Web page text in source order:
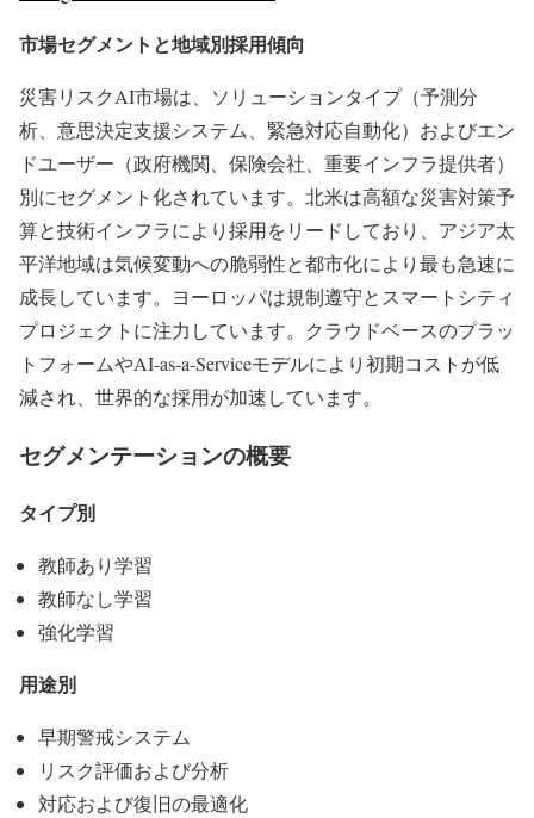
市場セグメントと地域別採用傾向
災害リスクAI市場は、ソリューションタイプ（予測分
析、意思決定支援システム、緊急対応自動化）およびエン
ドユーザー（政府機関、保険会社、重要インフラ提供者）
別にセグメント化されています。北米は高額な災害対策予
算と技術インフラにより採用をリードしており、アジア太
平洋地域は気候変動への脆弱性と都市化により最も急速に
成長しています。ヨーロッパは規制遵守とスマートシティ
プロジェクトに注力しています。クラウドベースのプラッ
トフォームやAI-as-a-Serviceモデルにより初期コストが低
減され、世界的な採用が加速しています。
セグメンテーションの概要
タイプ別
教師あり学習
教師なし学習
強化学習
用途別
早期警戒システム
リスク評価および分析
対応および復旧の最適化